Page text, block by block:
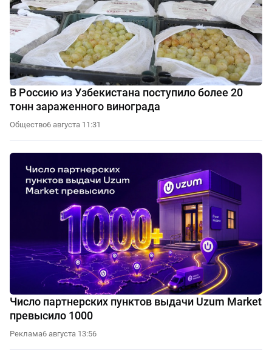
В Россию из Узбекистана поступило более 20
тонн зараженного винограда
Общество6 августа 11:31
Число партнерских пунктов выдачи Uzum Market
превысило 1000
Реклама6 августа 13:56